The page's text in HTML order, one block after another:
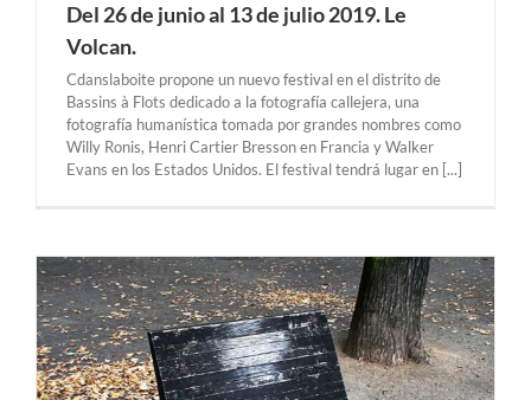
Del 26 de junio al 13 de julio 2019. Le
Volcan.
Cdanslaboite propone un nuevo festival en el distrito de
Bassins à Flots dedicado a la fotografía callejera, una
fotografía humanística tomada por grandes nombres como
Willy Ronis, Henri Cartier Bresson en Francia y Walker
Evans en los Estados Unidos. El festival tendrá lugar en [...]